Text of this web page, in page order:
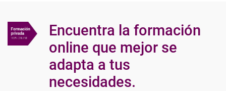
Encuentra la formación
online que mejor se
adapta a tus
necesidades.